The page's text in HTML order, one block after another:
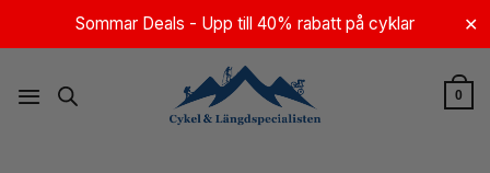
Sommar Deals - Upp till 40% rabatt på cyklar ✕
0